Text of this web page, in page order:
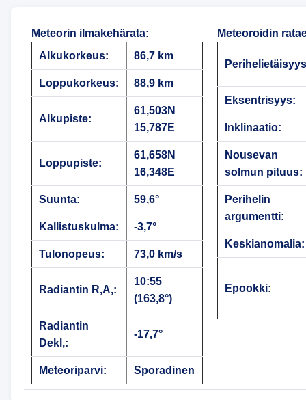
Meteorin ilmakehärata:
Alkukorkeus:
86,7 km
Loppukorkeus: 88,9 km
Alkupiste:
61,503N
15,787E
Loppupiste:
61,658N
16,348E
Suunta: 59,6°
Kallistuskulma: -3,7°
Tulonopeus: 73,0 km/s
Radiantin R,A,:
10:55
(163,8°)
Radiantin
Dekl,:
-17,7°
Meteoriparvi: Sporadinen
Meteoroidin
Eksentrisyys:
Inklinaatio:
Nousevan
solmun pituus:
Perihelin
argumentti:
Keskianomalia:
Epookki: